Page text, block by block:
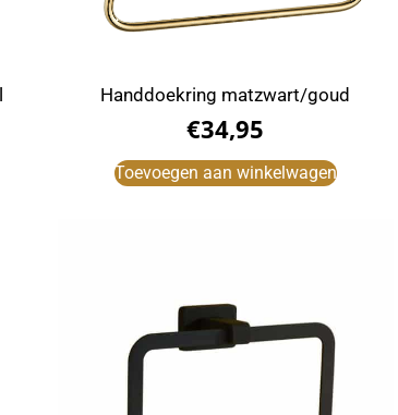
Handdoekring matzwart/goud
€34,95
Toevoegen aan winkelwagen